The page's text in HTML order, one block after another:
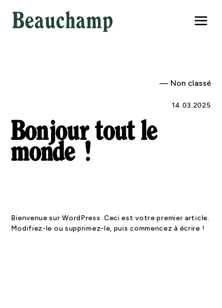
— Non classé
14.03.2025
Bonjour tout le
monde !
Bienvenue sur WordPress. Ceci est votre premier article.
Modifiez-le ou supprimez-le, puis commencez à écrire !